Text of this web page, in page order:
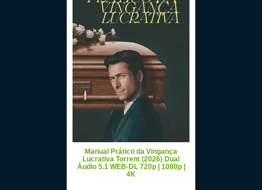
Manual Prático da Vingança
Lucrativa Torrent (2026) Dual
Áudio 5.1 WEB-DL 720p | 1080p |
4K